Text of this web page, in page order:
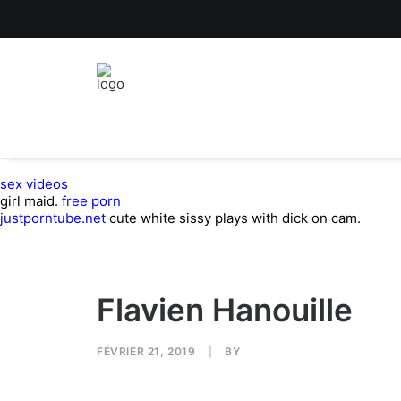
sex videos
girl maid. free porn
justporntube.net cute white sissy plays with dick on cam.
Flavien Hanouille
FÉVRIER 21, 2019 BY